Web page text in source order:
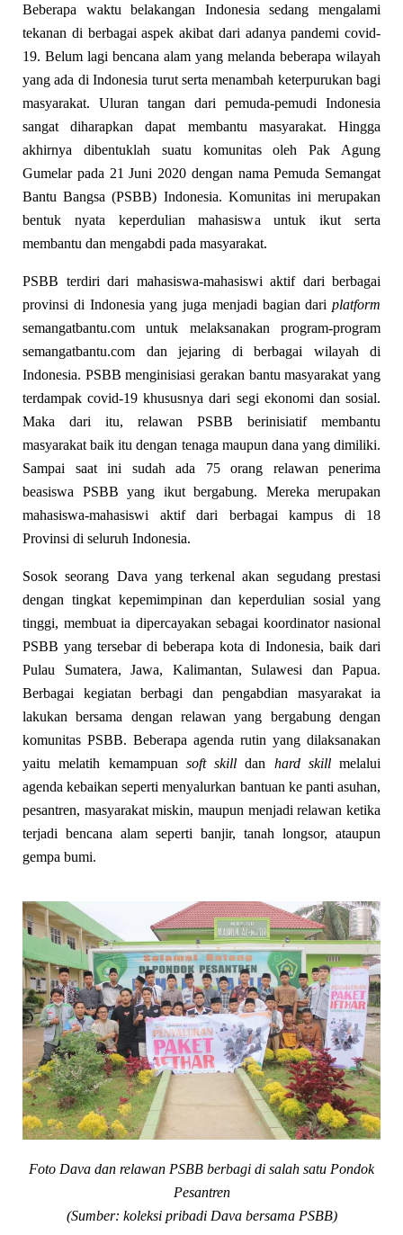
Beberapa waktu belakangan Indonesia sedang mengalami
tekanan di berbagai aspek akibat dari adanya pandemi covid-
19. Belum lagi bencana alam yang melanda beberapa wilayah
yang ada di Indonesia turut serta menambah keterpurukan bagi
masyarakat. Uluran tangan dari pemuda-pemudi Indonesia
sangat diharapkan dapat membantu masyarakat. Hingga
akhirnya dibentuklah suatu komunitas oleh Pak Agung
Gumelar pada 21 Juni 2020 dengan nama Pemuda Semangat
Bantu Bangsa (PSBB) Indonesia. Komunitas ini merupakan
bentuk nyata keperdulian mahasiswa untuk ikut serta
membantu dan mengabdi pada masyarakat.
PSBB terdiri dari mahasiswa-mahasiswi aktif dari berbagai
provinsi di Indonesia yang juga menjadi bagian dari platform
semangatbantu.com untuk melaksanakan program-program
semangatbantu.com dan jejaring di berbagai wilayah di
Indonesia. PSBB menginisiasi gerakan bantu masyarakat yang
terdampak covid-19 khususnya dari segi ekonomi dan sosial.
Maka dari itu, relawan PSBB berinisiatif membantu
masyarakat baik itu dengan tenaga maupun dana yang dimiliki.
Sampai saat ini sudah ada 75 orang relawan penerima
beasiswa PSBB yang ikut bergabung. Mereka merupakan
mahasiswa-mahasiswi aktif dari berbagai kampus di 18
Provinsi di seluruh Indonesia.
Sosok seorang Dava yang terkenal akan segudang prestasi
dengan tingkat kepemimpinan dan keperdulian sosial yang
tinggi, membuat ia dipercayakan sebagai koordinator nasional
PSBB yang tersebar di beberapa kota di Indonesia, baik dari
Pulau Sumatera, Jawa, Kalimantan, Sulawesi dan Papua.
Berbagai kegiatan berbagi dan pengabdian masyarakat ia
lakukan bersama dengan relawan yang bergabung dengan
komunitas PSBB. Beberapa agenda rutin yang dilaksanakan
yaitu melatih kemampuan soft skill dan hard skillmelalui
agenda kebaikan seperti menyalurkan bantuan ke panti asuhan,
pesantren, masyarakat miskin, maupun menjadi relawan ketika
terjadi bencana alam seperti banjir, tanah longsor, ataupun
gempa bumi.
Foto Dava dan relawan PSBB berbagi di salah satu Pondok
Pesantren
(Sumber: koleksi pribadi Dava bersama PSBB)